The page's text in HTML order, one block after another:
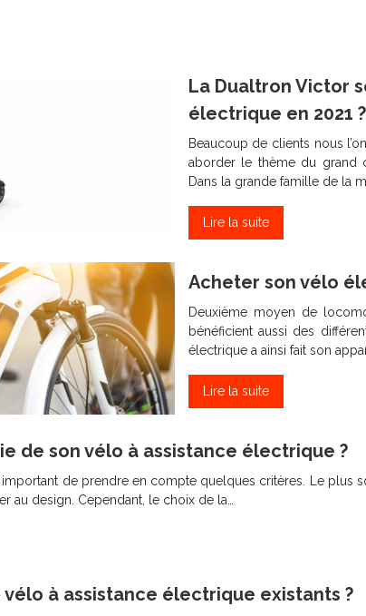
La Dualtron Victor
électrique en 2021 ?
Beaucoup de clients nous
aborder le thème du grand
Dans la grande famille de la
Lire la suite
Acheter son vélo
Deuxième moyen de
bénéficient aussi des
électrique a ainsi fait son
Lire la suite
de son vélo à assistance électrique ?
important de prendre en compte quelques critères. Le
au design. Cependant, le choix de la…
à assistance électrique existants ?